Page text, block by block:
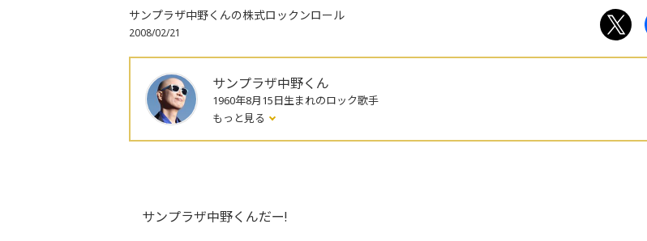
サンプラザ中野くんの株式ロックンロール
2008/02/21
サンプラザ中野くん
1960年8月15日生まれのロック歌手
もっと見る
サンプラザ中野くんだー!